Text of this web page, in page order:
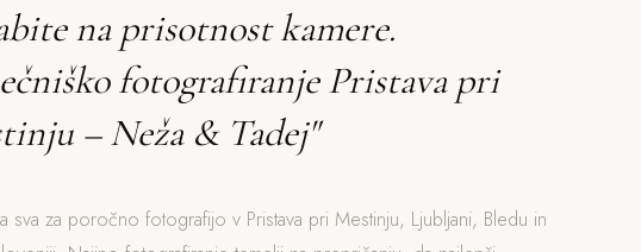
na prisotnost kamere.
fotografiranje Pristava pri
– Neža & Tadej"
sva za poročno fotografijo v Pristava pri Mestinju, Ljubljani, Bledu in